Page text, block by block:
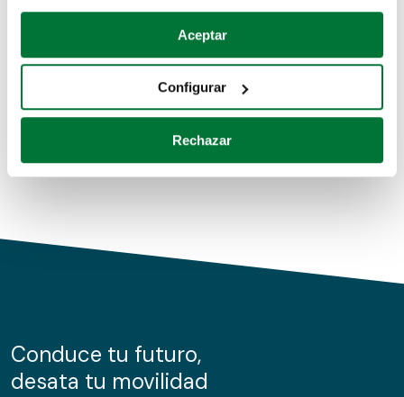
Si lo permite, también quisiéramos:
Recopilar información sobre su ubicación geográfica
Identificar su dispositivo analizándolo activamente
para buscar características específicas (huellas
Obtenga más información sobre cómo se procesan sus
de cookies.
información sobre el uso que haga del sitio web con
nuestros partners de redes sociales, publicidad y análisis
Aceptar
Configurar
Rechazar
Coches de segunda mano
Coches de km0
Conduce tu futuro,
desata tu movilidad